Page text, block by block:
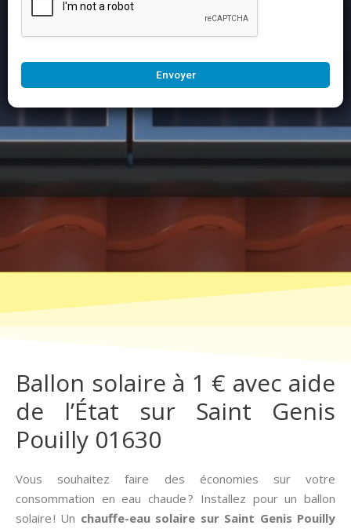
Envoyer
Ballon solaire à 1 € avec aide
de l’État sur Saint Genis
Pouilly 01630
Vous souhaitez faire des économies sur votre
consommation en eau chaude ? Installez pour un ballon
solaire ! Un chauffe-eau solaire sur Saint Genis Pouilly